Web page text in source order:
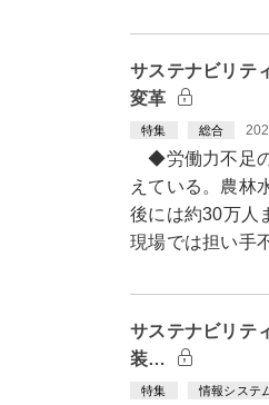
サステナビリテ
変革
特集 総合
◆労働力不足
えている。農林
後には約30万人
現場では担い手
サステナビリテ
装…
特集 情報システ